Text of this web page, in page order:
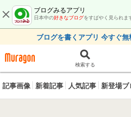
ブログみるアプリ
日本中の好きなブログをすばやく見られま
ブログを書くアプリ 今すぐ無
検索する
記事画像 新着記事 人気記事 新登場ブ